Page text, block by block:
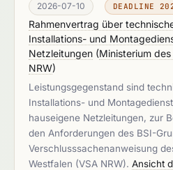
2026-07-10 DEADLINE
Rahmenvertrag über
Installations- und
Netzleitungen (Ministerium
NRW)
Leistungsgegenstand sind
Installations- und
hauseigene Netzleitungen, zur
den Anforderungen des BSI-
Verschlusssachenanweisung
Westfalen (VSA NRW). Ansicht